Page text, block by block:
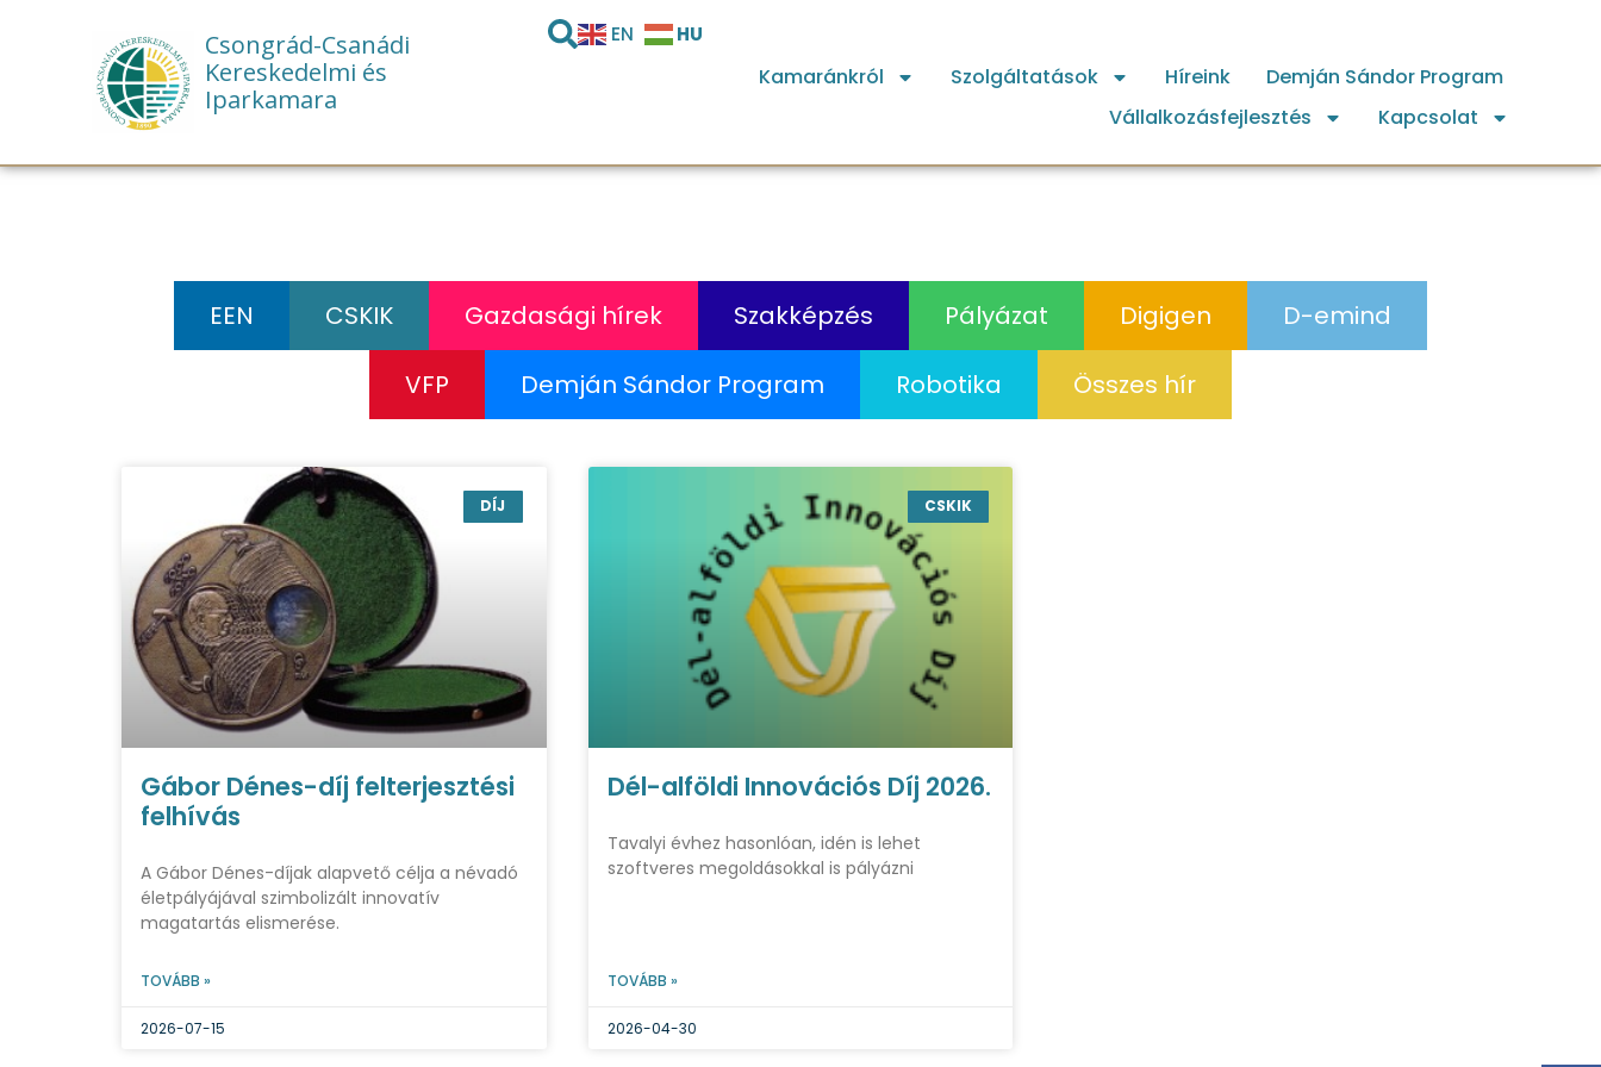
Csongrád-Csanádi
Kereskedelmi és
Iparkamara
EN HU
Kamaránkról Szolgáltatások Híreink
Demján Sándor Program
Vállalkozásfejlesztés
Kapcsolat
EEN CSKIK Gazdasági hírek Szakképzés Pályázat Digigen D-emind
VFP Demján Sándor Program Robotika Összes hír
DÍJ
Gábor Dénes-díj felterjesztési
felhívás
A Gábor Dénes-díjak alapvető célja a névadó
életpályájával szimbolizált innovatív
magatartás elismerése.
TOVÁBB »
2026-07-15
CSKIK
Dél-alföldi Innovációs Díj 2026.
Tavalyi évhez hasonlóan, idén is lehet
szoftveres megoldásokkal is pályázni
TOVÁBB »
2026-04-30